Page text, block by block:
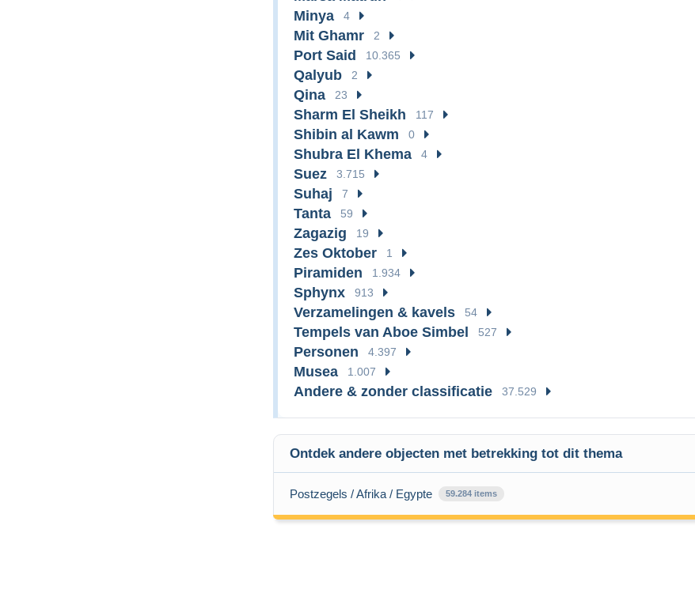
Minya 4
Mit Ghamr 2
Port Said 10.365
Qalyub 2
Qina 23
Sharm El Sheikh 117
Shibin al Kawm 0
Shubra El Khema 4
Suez 3.715
Suhaj 7
Tanta 59
Zagazig 19
Zes Oktober 1
Piramiden 1.934
Sphynx 913
Verzamelingen & kavels 54
Tempels van Aboe Simbel 527
Personen 4.397
Musea 1.007
Andere & zonder classificatie 37.529
Ontdek andere objecten met betrekking tot dit thema
Postzegels / Afrika / Egypte 59.284 items